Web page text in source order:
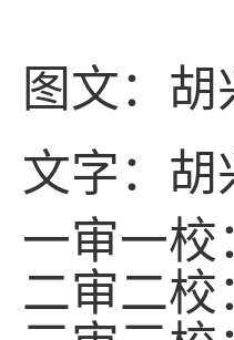
图文：胡
文字：胡
一审一校
二审二校